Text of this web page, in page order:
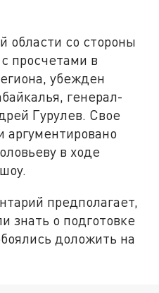
области со стороны
просчетами в
убежден
генерал-
Гурулев. Свое
аргументировано
в ходе
предполагает,
знать о подготовке
доложить на